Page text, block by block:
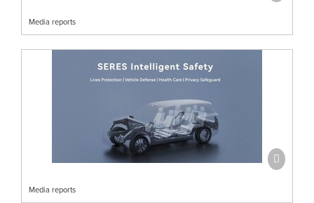
Media reports
Media reports